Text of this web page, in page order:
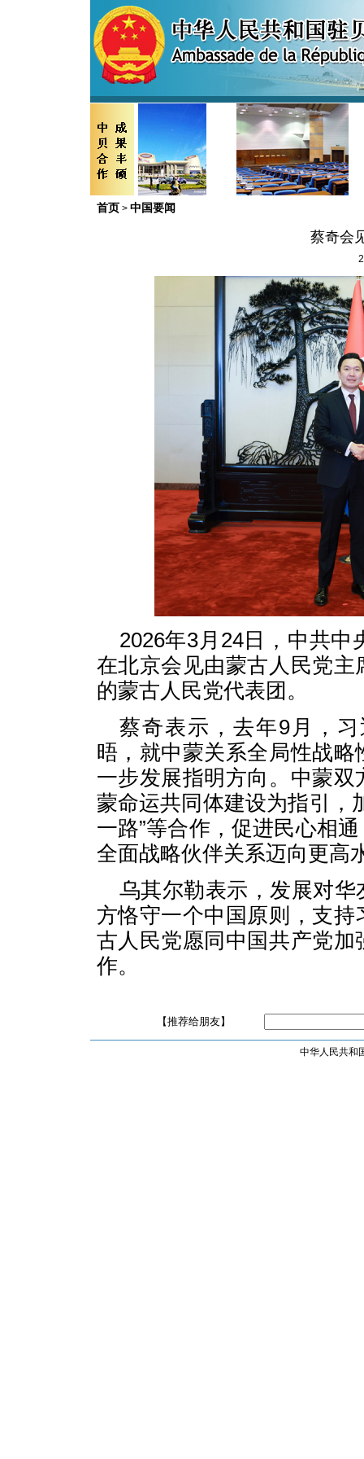
首页 > 中国要闻
蔡奇会
2026年3月24日，中共
在北京会见由蒙古人民党
的蒙古人民党代表团。
蔡奇表示，去年9月，
晤，就中蒙关系全局性战
一步发展指明方向。中蒙
蒙命运共同体建设为指引，
一路”等合作，促进民心相
全面战略伙伴关系迈向更高
乌其尔勒表示，发展对
方恪守一个中国原则，支
古人民党愿同中国共产党
作。
【推荐给朋友】
中华人民共和